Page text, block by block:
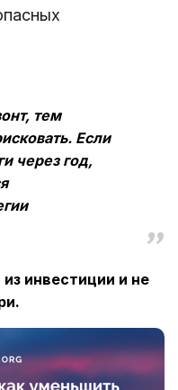
тем
Если
через год,
инвестиции и не